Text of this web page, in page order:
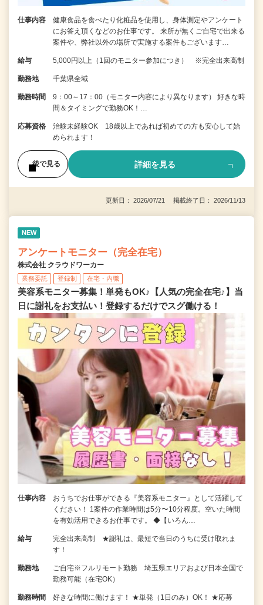
仕事内容
健康食品を食べたり化粧品を使用し、身体測定やアンケート
にお答え頂くなどのお仕事です。 来所が無くご自宅で出来る
案件や、弊社以外の場所で実施する案件もございます…
給与 5,000円以上（1回のモニター参加につき） ※完全出来高制
勤務地 千葉県全域
勤務時間
9：00～17：00（モニター内容により異なります） 好きな時
間＆タイミングで勤務OK！…
応募資格
治験未経験OK 18歳以上であれば初めての方も安心して始
められます！
後で見る 詳細を見る
更新日： 2026/07/21 掲載終了日： 2026/11/13
NEW
アンケートモニター（完全在宅）
株式会社 クラウドワーカー
業務委託 登録制 在宅・内職
美容系モニター募集！単発もOK♪【人気の完全在宅♪】当
日に謝礼をお支払い！登録するだけでスグ働ける！
仕事内容
おうちでお仕事ができる『美容系モニター』として活躍して
ください！ 1案件の作業時間は5分〜10分程度。空いた時間
を有効活用できるお仕事です。 ◆【いろん…
給与
完全出来高制 ★謝礼は、最短で当日のうちに受け取れま
す！
勤務地
ご自宅※フルリモート勤務 埼玉県エリアおよび日本全国で
勤務可能（在宅OK）
勤務時間
好きな時間に働けます！ ★単発（1日のみ）OK！ ★応募